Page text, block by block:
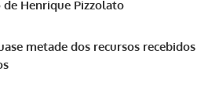
Henrique Pizzolato
metade dos recursos recebidos